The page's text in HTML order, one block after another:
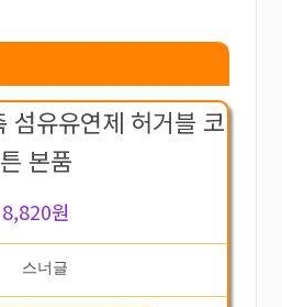
섬유유연제 허거블 코
튼 본품
8,820원